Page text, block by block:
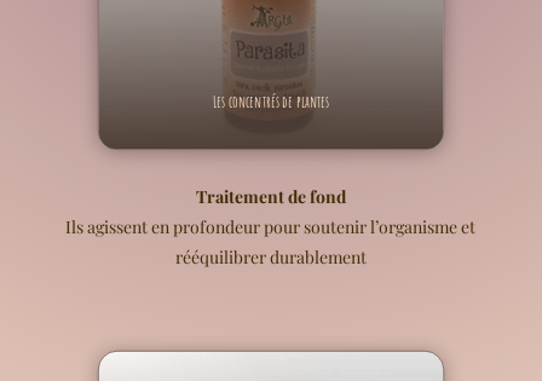
Les concentrés de plantes
Traitement de fond
Ils agissent en profondeur pour soutenir l’organisme et
rééquilibrer durablement